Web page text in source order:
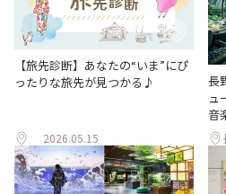
【旅先診断】あなたの“いま”にぴ
ったりな旅先が見つかる♪
2026.05.15
長
ュ
音